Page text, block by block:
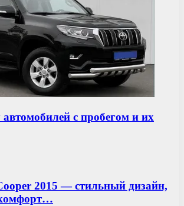
с пробегом и их
2015 — стильный дизайн,